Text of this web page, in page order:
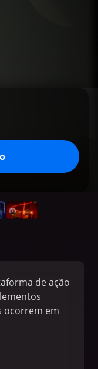
de ação
ocorrem em